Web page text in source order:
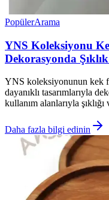
PopülerArama
YNS Koleksiyonu
Dekorasyonda
YNS koleksiyonunun kek
dayanıklı tasarımlarıyla
kullanım alanlarıyla
Daha fazla bilgi edinin